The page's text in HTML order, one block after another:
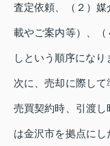
査定依頼、（２）
載やご案内等）、
しという順序になり
次に、売却に際し
売買契約時、引渡
は金沢市を拠点に